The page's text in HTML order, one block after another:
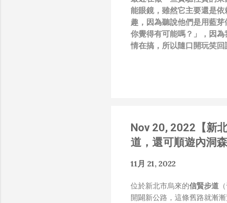
能眼鏡，雖然它主要還是
趣，因為聽說他們是用藍
你覺得有可能嗎？」，因
情在搞，所以隨口開玩笑
扛、散佈同事私生活謠言
了！） 一件理論上可以做
什麼都變成黑科技了（多
是政府不讓你普通老百姓
Ray-Ban Meta 的智慧眼
能是透過 WiFi P2P 或
Nov 20, 2022【新
道，還可順遊內洞
11月 21, 2022
位於新北市烏來的信賢步道
開闢新公路，這條舊路就漸